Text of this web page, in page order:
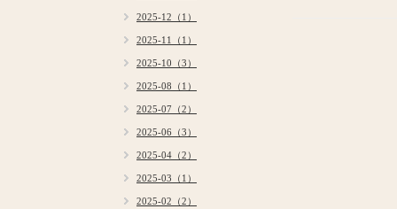
2025-12（1）
2025-11（1）
2025-10（3）
2025-08（1）
2025-07（2）
2025-06（3）
2025-04（2）
2025-03（1）
2025-02（2）